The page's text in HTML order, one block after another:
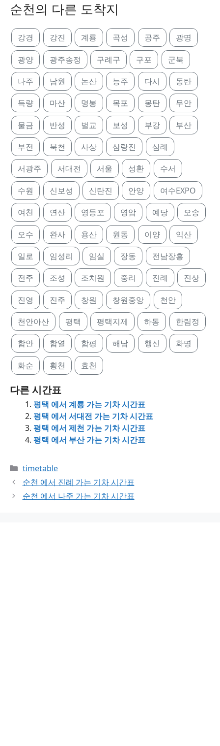
순천의 다른 도착지
강경 강진 계룡 곡성 공주 광명
광양 광주송정 구례구 구포 군북
나주 남원 논산 능주 다시 동탄
득량 마산 명봉 목포 몽탄 무안
물금 반성 벌교 보성 부강 부산
부전 북천 사상 삼랑진 삼례
서광주 서대전 서울 성환 수서
수원 신보성 신탄진 안양 여수EXPO
여천 연산 영등포 영암 예당 오송
오수 완사 용산 원동 이양 익산
일로 임성리 임실 장동 전남장흥
전주 조성 조치원 중리 진례 진상
진영 진주 창원 창원중앙 천안
천안아산 평택 평택지제 하동 한림정
함안 함열 함평 해남 행신 화명
화순 횡천 효천
다른 시간표
평택 에서 계룡 가는 기차 시간표
평택 에서 서대전 가는 기차 시간표
평택 에서 제천 가는 기차 시간표
평택 에서 부산 가는 기차 시간표
Categories
timetable
순천 에서 진례 가는 기차 시간표
순천 에서 나주 가는 기차 시간표